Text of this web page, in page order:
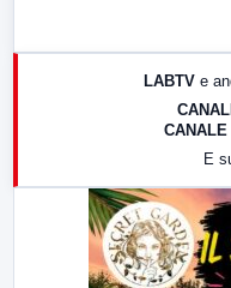
LABTV e
CANALE
E